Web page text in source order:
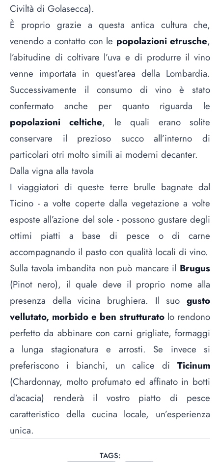
Civiltà di Golasecca).
È proprio grazie a questa antica cultura che,
venendo a contatto con le popolazioni etrusche,
l’abitudine di coltivare l’uva e di produrre il vino
venne importata in quest’area della Lombardia.
Successivamente il consumo di vino è stato
confermato anche per quanto riguarda le
popolazioni celtiche, le quali erano solite
conservare il prezioso succo all’interno di
particolari otri molto simili ai moderni decanter.
Dalla vigna alla tavola
I viaggiatori di queste terre brulle bagnate dal
Ticino - a volte coperte dalla vegetazione a volte
esposte all’azione del sole - possono gustare degli
ottimi piatti a base di pesce o di carne
accompagnando il pasto con qualità locali di vino.
Sulla tavola imbandita non può mancare il Brugus
(Pinot nero), il quale deve il proprio nome alla
presenza della vicina brughiera. Il suo gusto
vellutato, morbido e ben strutturato lo rendono
perfetto da abbinare con carni grigliate, formaggi
a lunga stagionatura e arrosti. Se invece si
preferiscono i bianchi, un calice di Ticinum
(Chardonnay, molto profumato ed affinato in botti
d’acacia) renderà il vostro piatto di pesce
caratteristico della cucina locale, un’esperienza
unica.
TAGS: